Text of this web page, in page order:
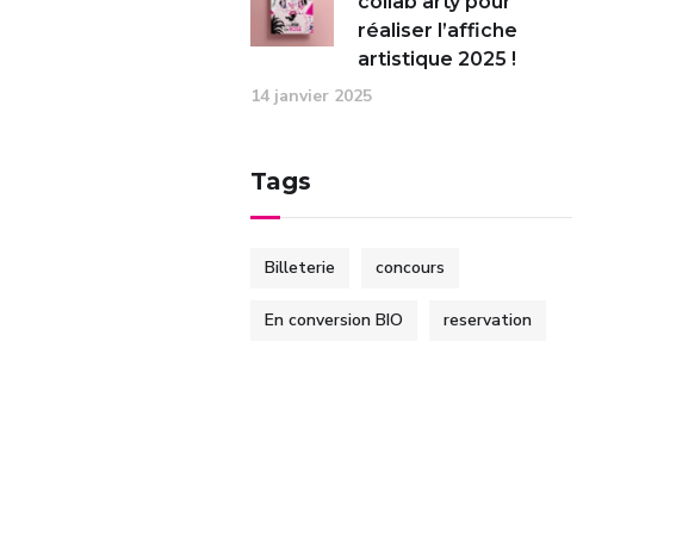
réaliser l’affiche
artistique 2025 !
14 janvier 2025
Tags
Billeterie concours
En conversion BIO reservation